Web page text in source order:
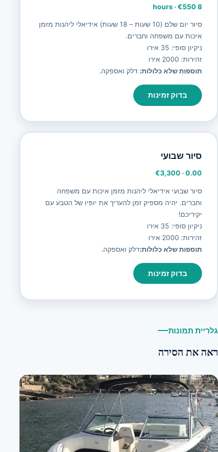
8 hours
·€550
סיור יום שלם (10 שעות – 18 שעות) אידיאלי ליהנות מזמן
איכות עם משפחה וחברים.
ניקיון סופי: 35 אירו
זהירות: 2000 אירו
תוספות שלא כלולות: דלק ואספקה.
בדוק זמינות
סיור שבועי
0.00
·
€3,300
סיור שבועי אידיאלי ליהנות מזמן איכות עם משפחה
וחברים. יהיה מספיק זמן להעריך את יופיו של הטבע עם
יקיריכם!
ניקיון סופי: 35 אירו
זהירות: 2000 אירו
תוספות שלא כלולות:דלק ואספקה.
בדוק זמינות
גלריית תמונות
ראה את הסירה